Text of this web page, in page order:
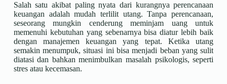
Salah satu akibat paling nyata dari kurangnya perencanaan
keuangan adalah mudah terlilit utang. Tanpa perencanaan,
seseorang mungkin cenderung meminjam uang untuk
memenuhi kebutuhan yang sebenarnya bisa diatur lebih baik
dengan manajemen keuangan yang tepat. Ketika utang
semakin menumpuk, situasi ini bisa menjadi beban yang sulit
diatasi dan bahkan menimbulkan masalah psikologis, seperti
stres atau kecemasan.